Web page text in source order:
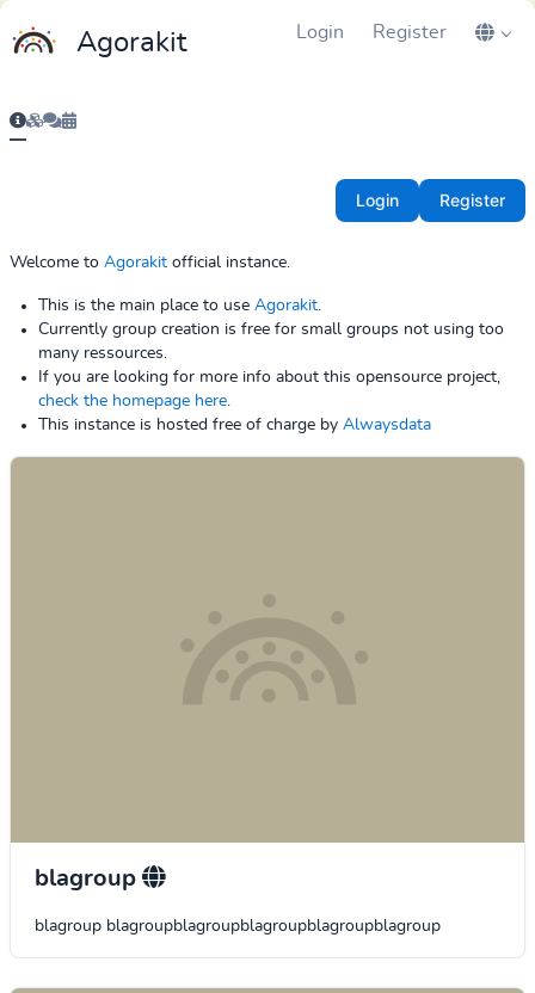
Agorakit Login Register
Login Register
Welcome to Agorakit official instance.
This is the main place to use Agorakit.
Currently group creation is free for small groups not using too
many ressources.
If you are looking for more info about this opensource project,
check the homepage here.
This instance is hosted free of charge by Alwaysdata
blagroup
blagroup blagroupblagroupblagroupblagroupblagroup